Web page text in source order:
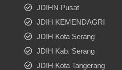
JDIHN Pusat
JDIH KEMENDAGRI
JDIH Kota Serang
JDIH Kab. Serang
JDIH Kota Tangerang